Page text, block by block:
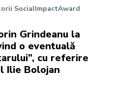
SocialImpactAward
Grindeanu la
o eventuală
cu referire
Ilie Bolojan